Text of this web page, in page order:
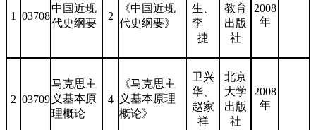
1 03708
中国近现
代史纲要
2
《中国近现
代史纲要》
生、
李
捷
教育
出版
社
2008
年
2 03709
马克思主
义基本原
理概论
4
《马克思主
义基本原理
概论》
卫兴
华、
赵家
祥
北京
大学
出版
社
2008
年